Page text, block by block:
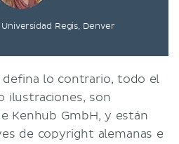
Regis, Denver
defina lo contrario, todo el
ilustraciones, son
Kenhub GmbH, y están
de copyright alemanas e